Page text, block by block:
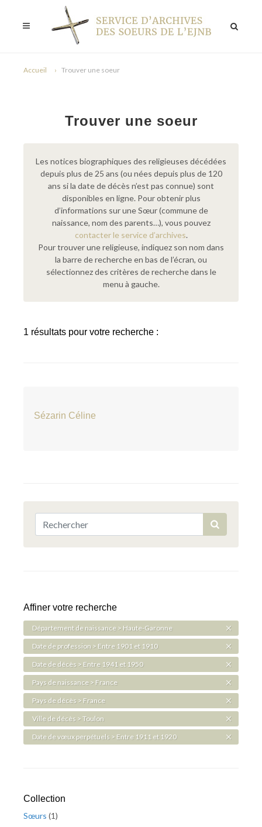
Accueil Trouver une soeur
Trouver une soeur
Les notices biographiques des religieuses décédées
depuis plus de 25 ans (ou nées depuis plus de 120
ans si la date de décès n’est pas connue) sont
disponibles en ligne. Pour obtenir plus
d’informations sur une Sœur (commune de
naissance, nom des parents…), vous pouvez
contacter le service d’archives.
Pour trouver une religieuse, indiquez son nom dans
la barre de recherche en bas de l’écran, ou
sélectionnez des critères de recherche dans le
menu à gauche.
1 résultats pour votre recherche :
Sézarin Céline
Affiner votre recherche
Département de naissance > Haute-Garonne
Date de profession > Entre 1901 et 1910
Date de décès > Entre 1941 et 1950
Pays de naissance > France
Pays de décès > France
Ville de décès > Toulon
Date de vœux perpétuels > Entre 1911 et 1920
Collection
Sœurs (1)